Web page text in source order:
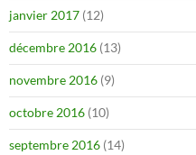
janvier 2017 (12)
décembre 2016 (13)
novembre 2016 (9)
octobre 2016 (10)
septembre 2016 (14)